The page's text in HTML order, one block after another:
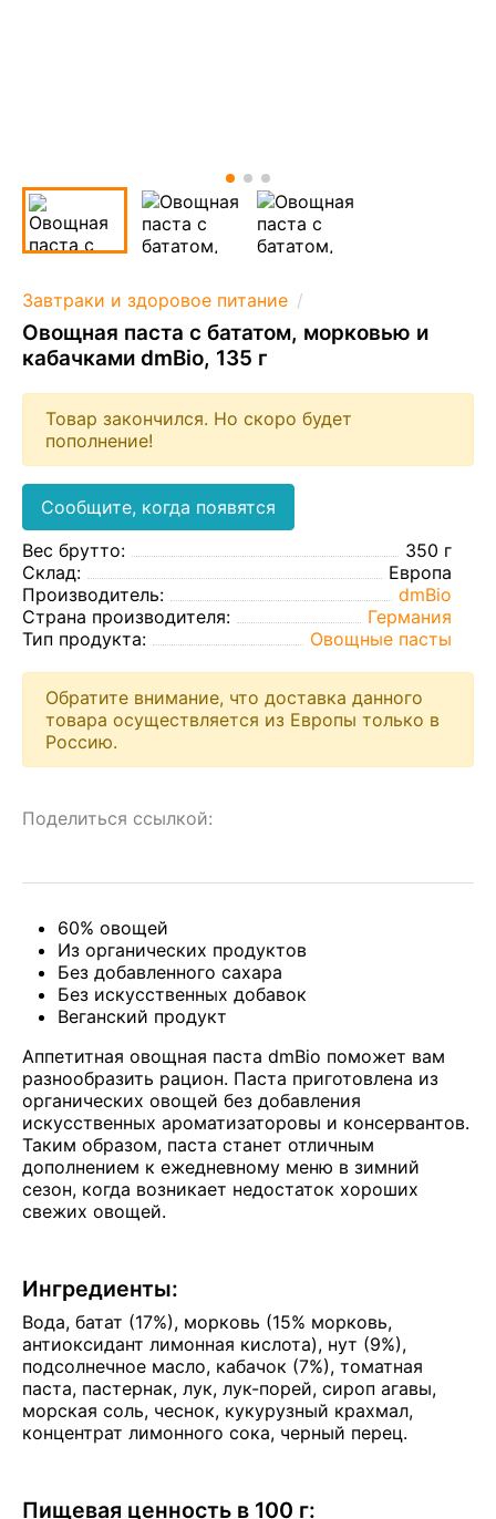
Завтраки и здоровое питание
Овощная паста с бататом, морковью и
кабачками dmBio, 135 г
Товар закончился. Но скоро будет
пополнение!
Сообщите, когда появятся
Вес брутто:
350 г
Склад:
Европа
Производитель:
dmBio
Страна производителя:
Германия
Тип продукта:
Овощные пасты
Обратите внимание, что доставка данного
товара осуществляется из Европы только в
Россию.
Поделиться ссылкой:
60% овощей
Из органических продуктов
Без добавленного сахара
Без искусственных добавок
Веганский продукт
Аппетитная овощная паста dmBio поможет вам
разнообразить рацион. Паста приготовлена из
органических овощей без добавления
искусственных ароматизаторовы и консервантов.
Таким образом, паста станет отличным
дополнением к ежедневному меню в зимний
сезон, когда возникает недостаток хороших
свежих овощей.
Ингредиенты:
Вода, батат (17%), морковь (15% морковь,
антиоксидант лимонная кислота), нут (9%),
подсолнечное масло, кабачок (7%), томатная
паста, пастернак, лук, лук-порей, сироп агавы,
морская соль, чеснок, кукурузный крахмал,
концентрат лимонного сока, черный перец.
Пищевая ценность в 100 г: